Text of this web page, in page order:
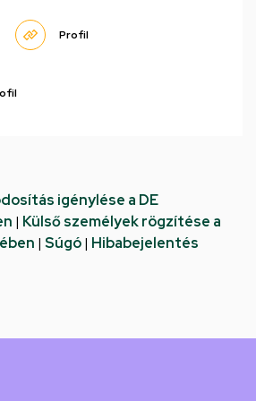
Profil
igénylése a DE
| Külső személyek rögzítése a
| Súgó| Hibabejelentés